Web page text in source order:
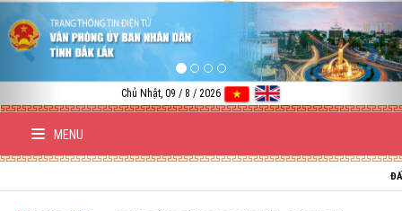
Previous
Chủ Nhật, 09 / 8 / 2026
MENU
ĐẤT NƯỚC